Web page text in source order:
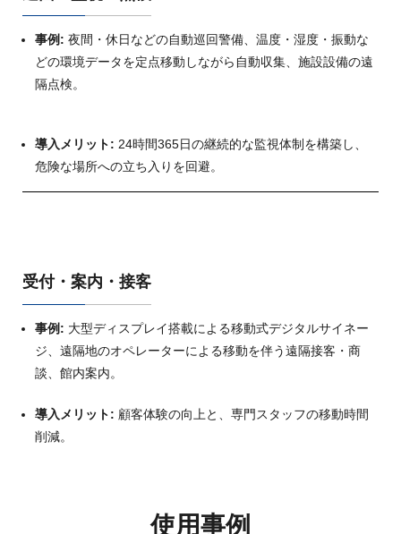
事例: 夜間・休日などの自動巡回警備、温度・湿度・振動な
どの環境データを定点移動しながら自動収集、施設設備の遠
隔点検。
導入メリット: 24時間365日の継続的な監視体制を構築し、
危険な場所への立ち入りを回避。
受付・案内・接客
事例: 大型ディスプレイ搭載による移動式デジタルサイネー
ジ、遠隔地のオペレーターによる移動を伴う遠隔接客・商
談、館内案内。
導入メリット: 顧客体験の向上と、専門スタッフの移動時間
削減。
使用事例